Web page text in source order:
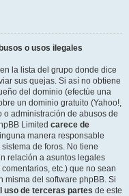
o usos ilegales
la lista del grupo donde dice
sus quejas. Si así no obtiene
del dominio (efectúe una
un dominio gratuito (Yahoo!,
o administración de abusos de
Limited carece de
manera responsable
de foros. No tiene
relación a asuntos legales
etc.) que no sean
misma del software phpBB. Si
uso de terceras partes de este